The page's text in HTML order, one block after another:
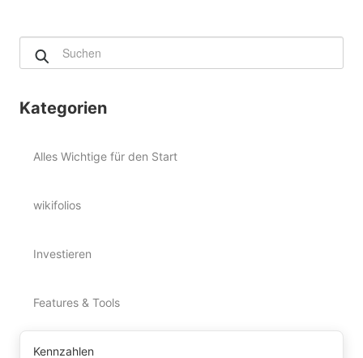
Kategorien
Alles Wichtige für den Start
wikifolios
Investieren
Features & Tools
Kennzahlen